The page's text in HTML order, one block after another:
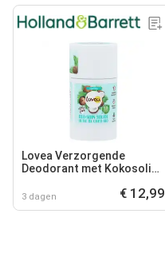
Lovea Verzorgende
Deodorant met Kokosolie -
3 dagen € 12,99